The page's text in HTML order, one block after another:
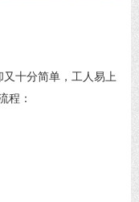
十分简单，工人易上
程：